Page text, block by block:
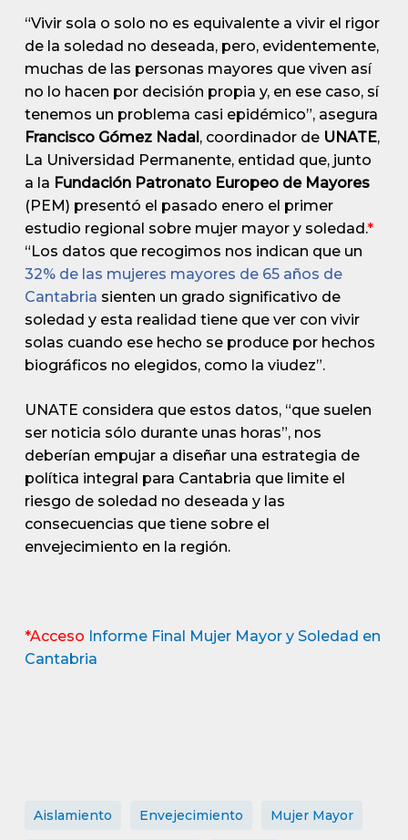
“Vivir sola o solo no es equivalente a vivir el rigor
de la soledad no deseada, pero, evidentemente,
muchas de las personas mayores que viven así
no lo hacen por decisión propia y, en ese caso, sí
tenemos un problema casi epidémico”, asegura
Francisco Gómez Nadal, coordinador de UNATE,
La Universidad Permanente, entidad que, junto
a la Fundación Patronato Europeo de Mayores
(PEM) presentó el pasado enero el primer
estudio regional sobre mujer mayor y soledad.*
“Los datos que recogimos nos indican que un
32% de las mujeres mayores de 65 años de
Cantabria sienten un grado significativo de
soledad y esta realidad tiene que ver con vivir
solas cuando ese hecho se produce por hechos
biográficos no elegidos, como la viudez”.
UNATE considera que estos datos, “que suelen
ser noticia sólo durante unas horas”, nos
deberían empujar a diseñar una estrategia de
política integral para Cantabria que limite el
riesgo de soledad no deseada y las
consecuencias que tiene sobre el
envejecimiento en la región.
*Acceso Informe Final Mujer Mayor y Soledad en
Cantabria
Aislamiento Envejecimiento Mujer Mayor